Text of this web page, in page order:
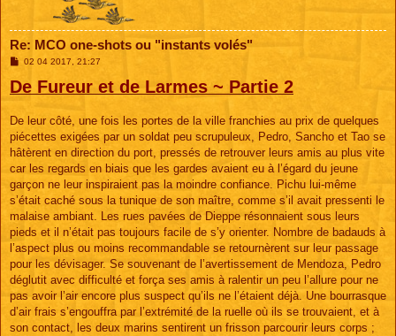
Re: MCO one-shots ou "instants volés"
M
s
s
e
02 04 2017, 21:27
De Fureur et de Larmes ~ Partie 2
De leur côté, une fois les portes de la ville franchies au prix de quelques
piécettes exigées par un soldat peu scrupuleux, Pedro, Sancho et Tao se
hâtèrent en direction du port, pressés de retrouver leurs amis au plus vite
car les regards en biais que les gardes avaient eu à l’égard du jeune
garçon ne leur inspiraient pas la moindre confiance. Pichu lui-même
s’était caché sous la tunique de son maître, comme s’il avait pressenti le
malaise ambiant. Les rues pavées de Dieppe résonnaient sous leurs
pieds et il n’était pas toujours facile de s’y orienter. Nombre de badauds à
l’aspect plus ou moins recommandable se retournèrent sur leur passage
pour les dévisager. Se souvenant de l’avertissement de Mendoza, Pedro
déglutit avec difficulté et força ses amis à ralentir un peu l’allure pour ne
pas avoir l’air encore plus suspect qu’ils ne l’étaient déjà. Une bourrasque
d’air frais s’engouffra par l’extrémité de la ruelle où ils se trouvaient, et à
son contact, les deux marins sentirent un frisson parcourir leurs corps ;